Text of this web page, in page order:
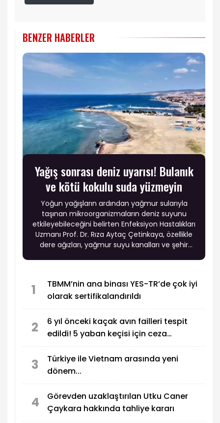
BENZER HABERLER
Yağış sonrası deniz uyarısı! Bulanık
ve kötü kokulu suda yüzmeyin
Yoğun yağışların ardından yağmur sularıyla
taşınan mikroorganizmaların deniz suyunu
etkileyebileceğini belirten Enfeksiyon Hastalıkları
Uzmanı Prof. Dr. Rıza Aytaç Çetinkaya, özellikle
dere ağızları, yağmur suyu kanalları ve şehir
1
TBMM’nin ana binası YES-TR’de çok iyi
olarak sertifikalandırıldı
2
6 yıl önceki kaçak avın failleri tespit
edildi! 5 yaban keçisi için ceza
3
Türkiye ile Vietnam arasında yeni
dönem...
4
Görevden uzaklaştırılan Utku Caner
Çaykara hakkında tahliye kararı